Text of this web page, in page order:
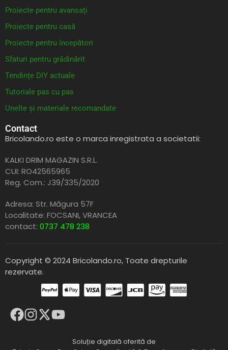
Proiecte pentru avansați
Proiecte pentru casă
Proiecte pentru începători
Sfaturi pentru grădinărit
Tendințe DIY actuale
Tutoriale pas cu pas
Unelte și materiale recomandate
Contact
Bricolando.ro este o marca inregistrata a societatii:
KALKI DRIM MAGAZIN S.R.L.
CUI: RO42565965
Reg. Com.: J39/335/2020
Adresa: Str. Măgura 57F
Localitate: FOCSANI,VRANCEA
contact: 0737 478 238
Copyright © 2024 Bricolando.ro, Toate drepturile
rezervate.
Soluție digitală oferită de